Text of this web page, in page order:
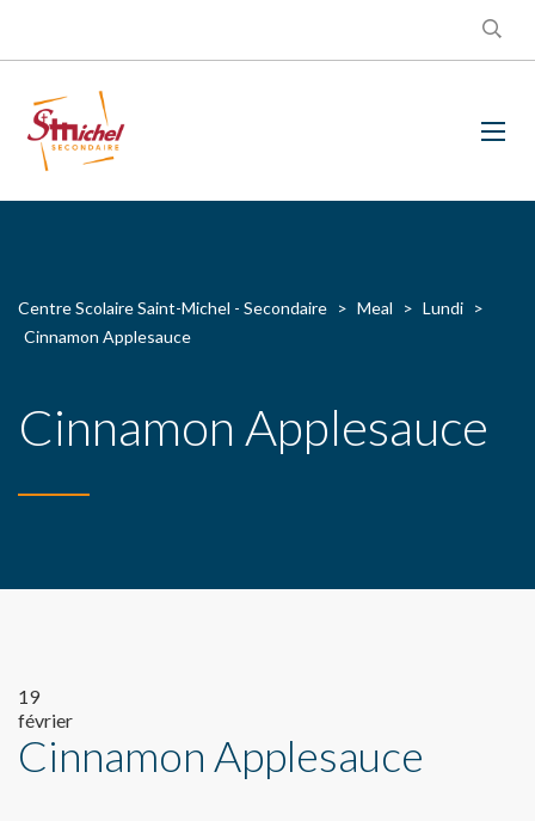
Centre Scolaire Saint-Michel - Secondaire > Meal > Lundi >
Cinnamon Applesauce
Cinnamon Applesauce
19
février
Cinnamon Applesauce